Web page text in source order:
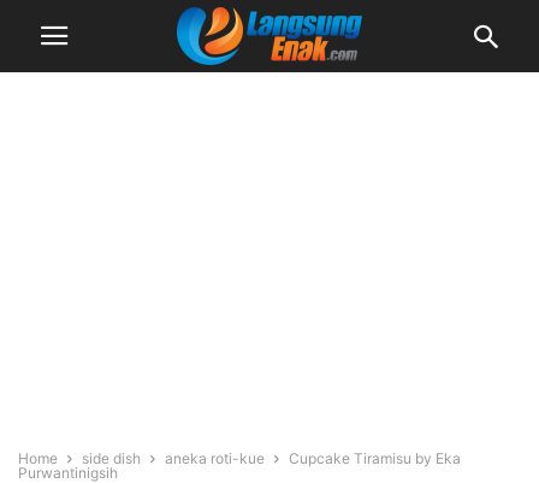
Home side dish aneka roti-kue
Cupcake Tiramisu by Eka
Purwantinigsih